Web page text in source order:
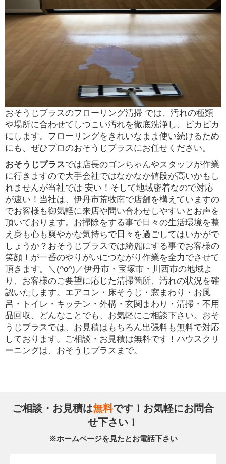
おそうじプラスのフローリング清掃 では、汚れの種類
や場所に合わせてしつこい汚れを徹底洗浄し、ピカピカ
にします。フローリングをきれいなまま使い続けるため
にも、ぜひプロのおそうじプラスにお任せください。
おそうじプラスでは店長のゴンちゃんやスタッフが作業
に行きますので大手会社ではなかなか値段が高いかもし
れませんが当社では 安い！そして地域密着なので対応
が速い！当社は、伊丹市荒牧南で店舗を構えていますの
でお客様も御気軽に来店や問い合わせしやすいとお声を
頂いております。お掃除をする事で日々の生活環境を整
え身も心も爽やかな気持ちで日々を過ごしてはいかがで
しょうか？おそうじプラスでは綺麗にする事でお客様の
笑顔！が一番のやりがいにつながり作業を全力でさせて
頂きます。＼(^o^)／伊丹市・宝塚市・川西市の地域よ
り、お客様のご要望に応じた清掃箇所、汚れの状況を確
認いたします。エアコン・床そうじ・窓まわり・お風
呂・トイレ・キッチン・外構・玄関まわり・清掃・不用
品回収、どんなことでも、お気軽にご相談下さい。おそ
うじプラスでは、お見積はもちろん出張料も無料で対応
しております。ご相談・お見積は無料です！ハウスクリ
ーニングは、おそうじプラスまで。
ご相談・お見積は無料です！お気軽にお問合
せ下さい！
※ホームページを見たとお電話下さい